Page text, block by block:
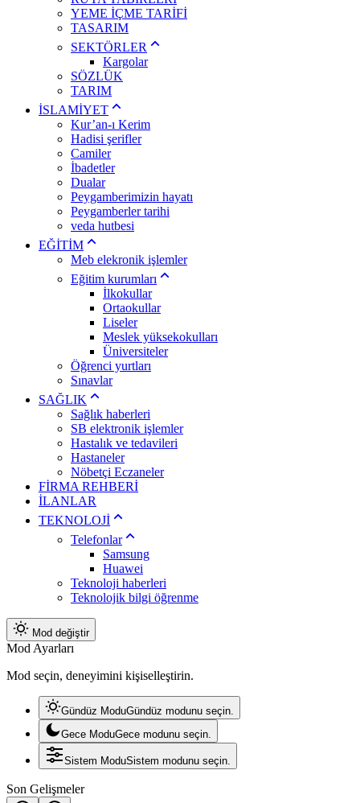
YEME İÇME TARİFİ
TASARIM
SEKTÖRLER
Kargolar
SÖZLÜK
TARIM
İSLAMİYET
Kur’an-ı Kerim
Hadisi şerifler
Camiler
İbadetler
Dualar
Peygamberimizin hayatı
Peygamberler tarihi
veda hutbesi
EĞİTİM
Meb elekronik işlemler
Eğitim kurumları
İlkokullar
Ortaokullar
Liseler
Meslek yüksekokulları
Üniversiteler
Öğrenci yurtları
Sınavlar
SAĞLIK
Sağlık haberleri
SB elektronik işlemler
Hastalık ve tedavileri
Hastaneler
Nöbetçi Eczaneler
FİRMA REHBERİ
İLANLAR
TEKNOLOJİ
Telefonlar
Samsung
Huawei
Teknoloji haberleri
Teknolojik bilgi öğrenme
Mod değiştir
Mod Ayarları
Mod seçin, deneyimini kişiselleştirin.
Gündüz ModuGündüz modunu seçin.
Gece ModuGece modunu seçin.
Sistem ModuSistem modunu seçin.
Son Gelişmeler